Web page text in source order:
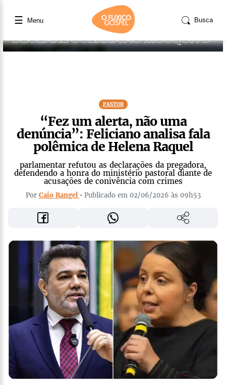
☰ Menu Busca
PASTOR
“Fez um alerta, não uma
denúncia”: Feliciano analisa fala
polêmica de Helena Raquel
parlamentar refutou as declarações da pregadora,
defendendo a honra do ministério pastoral diante de
acusações de conivência com crimes
Por Caio Rangel • Publicado em 02/06/2026 às 09h53